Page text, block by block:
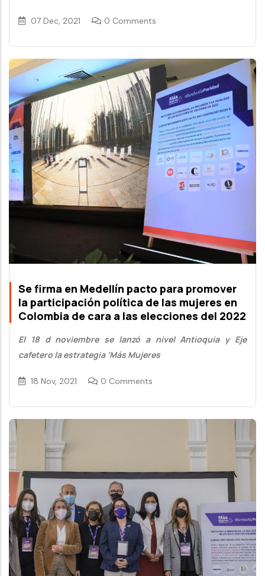
07 Dec, 2021 0 Comments
Se firma en Medellín pacto para promover
la participación política de las mujeres en
Colombia de cara a las elecciones del 2022
El 18 d noviembre se lanzó a nivel Antioquia y Eje
cafetero la estrategia ‘Más Mujeres
18 Nov, 2021 0 Comments